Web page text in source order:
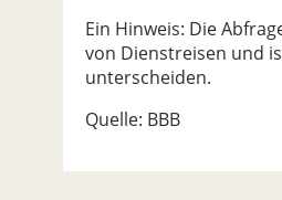
Ein Hinweis: Die
von Dienstreisen und
unterscheiden.
Quelle: BBB